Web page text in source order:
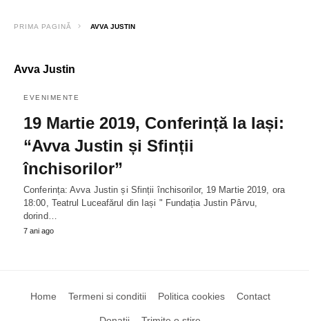
PRIMA PAGINĂ AVVA JUSTIN
Avva Justin
EVENIMENTE
19 Martie 2019, Conferință la Iași:
“Avva Justin și Sfinții
închisorilor”
Conferința: Avva Justin și Sfinții închisorilor, 19 Martie 2019, ora
18:00, Teatrul Luceafărul din Iași " Fundația Justin Pârvu,
dorind…
7 ani ago
Home Termeni si conditii Politica cookies Contact